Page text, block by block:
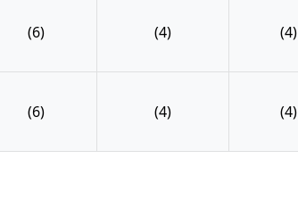
(6) (4) (4)
(6) (4) (4)